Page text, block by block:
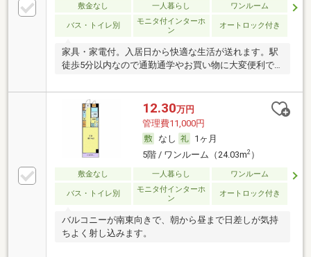
敷金なし 一人暮らし ワンルーム
バス・トイレ別
モニタ付インターホ
ン
オートロック付き
家具・家電付。入居日から快適な生活が送れます。駅
徒歩5分以内なので通勤通学やお買い物に大変便利で
12.30万円
管理費11,000円
なし
1ヶ月
5階 / ワンルーム（24.03m2）
敷金なし 一人暮らし ワンルーム
バス・トイレ別
モニタ付インターホ
ン
オートロック付き
バルコニーが南東向きで、朝から昼まで日差しが気持
ちよく射し込みます。